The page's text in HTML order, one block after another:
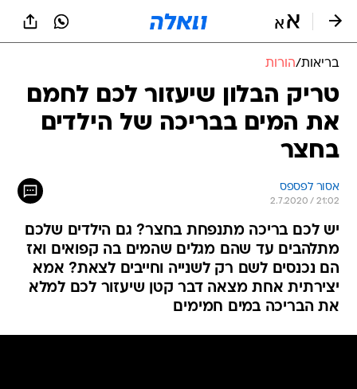
בריאות/הורות
טריק הבלון שיעזור לכם לחמם
את המים בבריכה של הילדים
בחצר
אסור לפספס
2.7.2020 / 21:02
יש לכם בריכה מתנפחת בחצר? גם הילדים שלכם
מתלהבים עד שהם מגלים שהמים בה קפואים ואז
הם נכנסים לשם רק לשנייה וחייבים לצאת? אמא
יצירתית אחת מצאה דבר קטן שיעזור לכם למלא
את הבריכה במים חמימים